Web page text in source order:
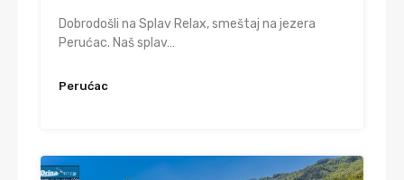
Dobrodošli na Splav Relax, smeštaj na jezera
Perućac. Naš splav…
Perućac